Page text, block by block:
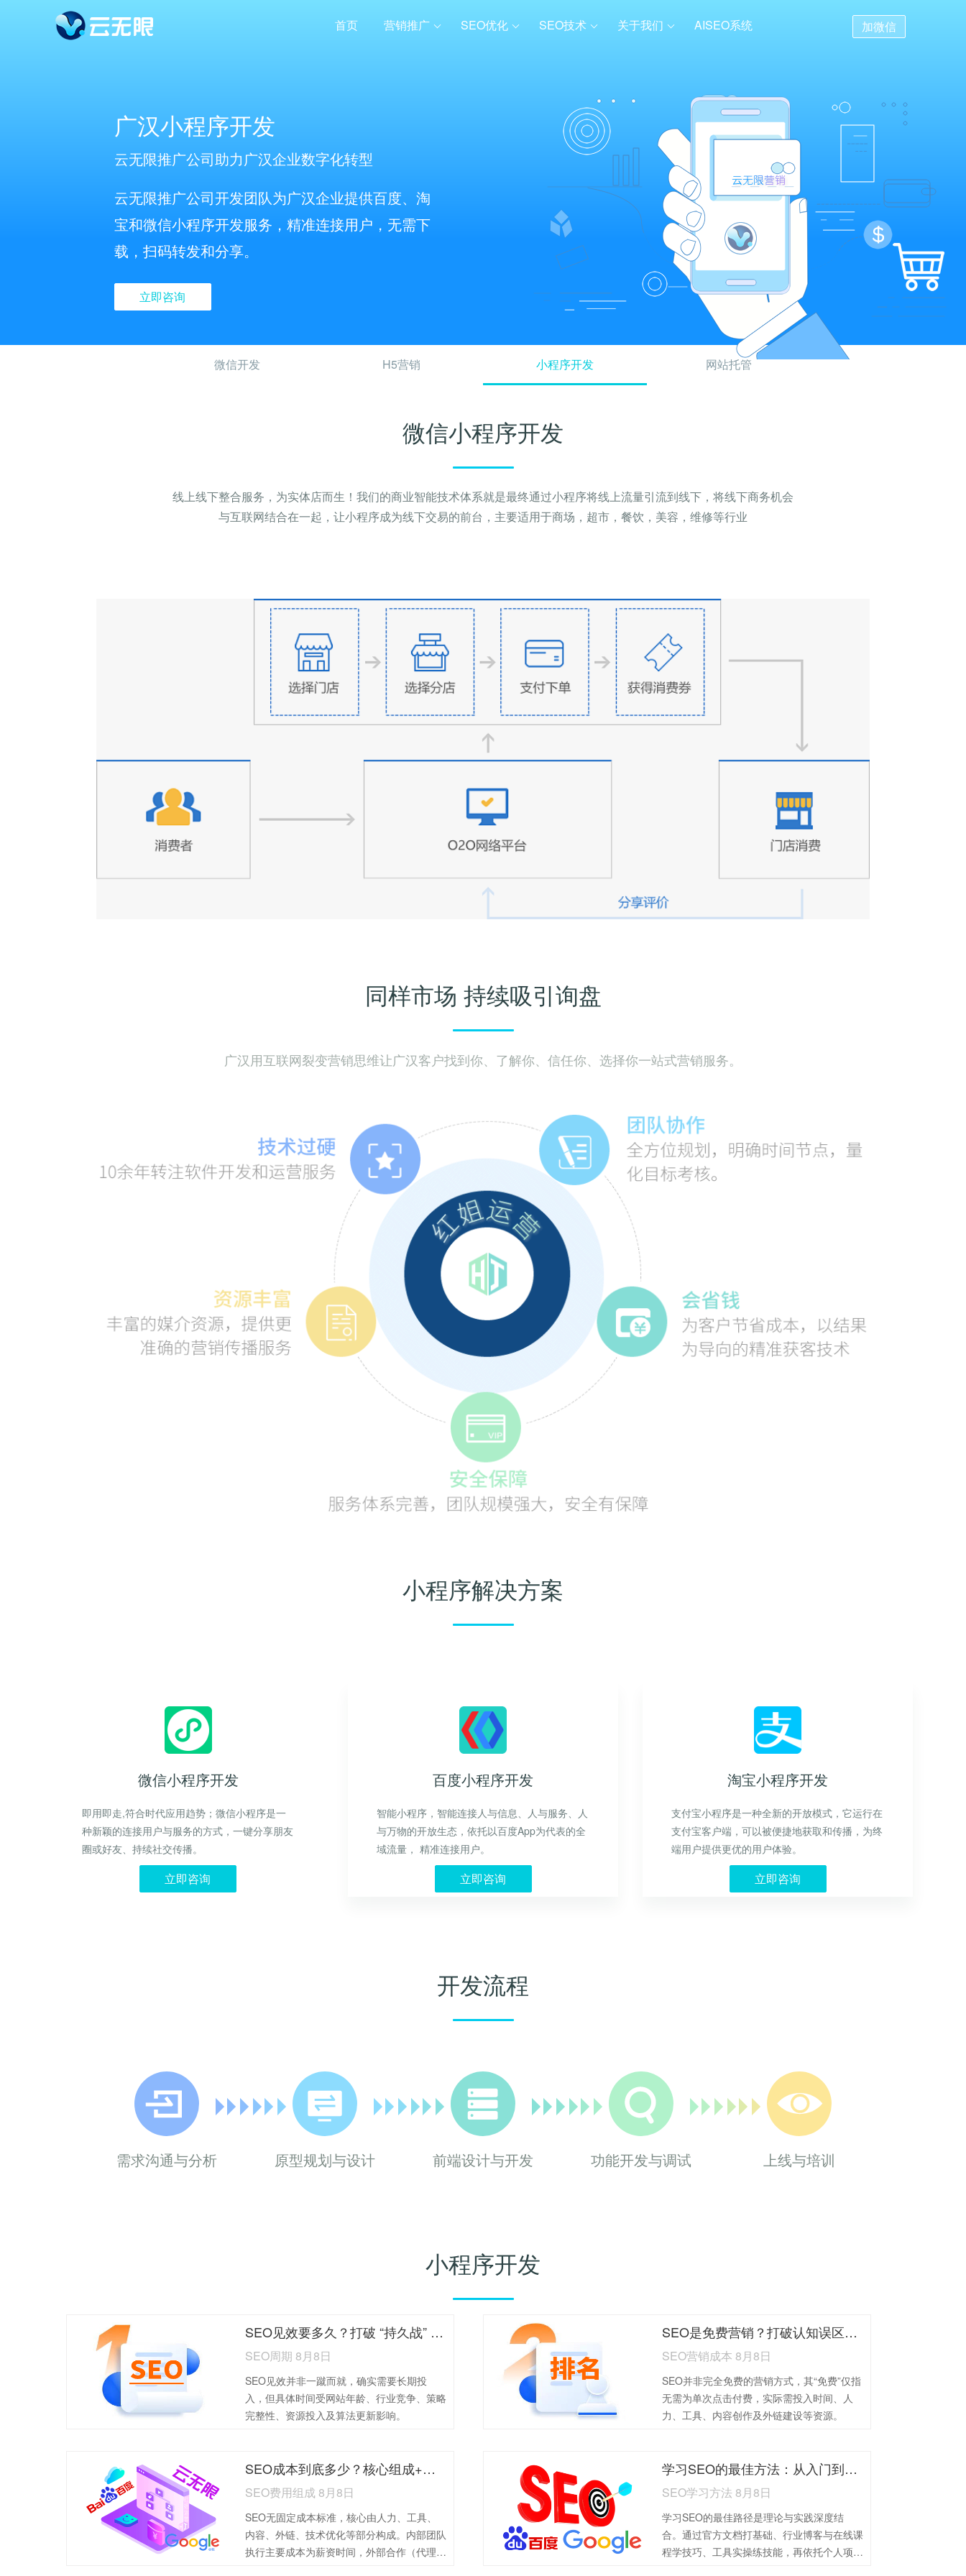
加微信
首页 营销推广 SEO优化 SEO技术 关于我们 AISEO系统
广汉小程序开发
云无限推广公司助力广汉企业数字化转型
云无限推广公司开发团队为广汉企业提供百度、淘
宝和微信小程序开发服务，精准连接用户，无需下
载，扫码转发和分享。
立即咨询
微信开发 H5营销 小程序开发 网站托管
微信小程序开发
线上线下整合服务，为实体店而生！我们的商业智能技术体系就是最终通过小程序将线上流量引流到线下，将线下商务机会
与互联网结合在一起，让小程序成为线下交易的前台，主要适用于商场，超市，餐饮，美容，维修等行业
同样市场 持续吸引询盘
广汉用互联网裂变营销思维让广汉客户找到你、了解你、信任你、选择你一站式营销服务。
小程序解决方案
微信小程序开发
即用即走,符合时代应用趋势；微信小程序是一
种新颖的连接用户与服务的方式，一键分享朋友
圈或好友、持续社交传播。
立即咨询
百度小程序开发
智能小程序，智能连接人与信息、人与服务、人
与万物的开放生态，依托以百度App为代表的全
域流量， 精准连接用户。
立即咨询
淘宝小程序开发
支付宝小程序是一种全新的开放模式，它运行在
支付宝客户端，可以被便捷地获取和传播，为终
端用户提供更优的用户体验。
立即咨询
开发流程
需求沟通与分析 原型规划与设计 前端设计与开发 功能开发与调试 上线与培训
小程序开发
SEO见效要多久？打破 “持久战” 误区，看这5大核心因素
SEO周期 8月8日
SEO见效并非一蹴而就，确实需要长期投
入，但具体时间受网站年龄、行业竞争、策略
完整性、资源投入及算法更新影响。
SEO是免费营销？打破认知误区，看懂真实投入与长期价值
SEO营销成本 8月8日
SEO并非完全免费的营销方式，其“免费”仅指
无需为单次点击付费，实际需投入时间、人
力、工具、内容创作及外链建设等资源。
SEO成本到底多少？核心组成+不同规模企业预算参考
SEO费用组成 8月8日
SEO无固定成本标准，核心由人力、工具、
内容、外链、技术优化等部分构成。内部团队
执行主要成本为薪资时间，外部合作（代理/
学习SEO的最佳方法：从入门到精通的实战指南
SEO学习方法 8月8日
学习SEO的最佳路径是理论与实践深度结
合。通过官方文档打基础、行业博客与在线课
程学技巧、工具实操练技能，再依托个人项目